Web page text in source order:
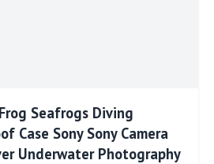
Seafrogs Diving
Case Sony Sony Camera
Underwater Photography